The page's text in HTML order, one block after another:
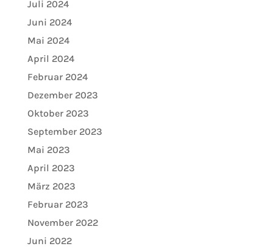
Juli 2024
Juni 2024
Mai 2024
April 2024
Februar 2024
Dezember 2023
Oktober 2023
September 2023
Mai 2023
April 2023
März 2023
Februar 2023
November 2022
Juni 2022